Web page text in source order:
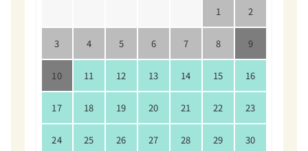
1 2
3 4 5 6 7 8 9
10 11 12 13 14 15 16
17 18 19 20 21 22 23
24 25 26 27 28 29 30